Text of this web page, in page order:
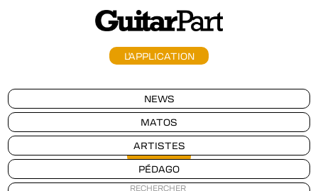
L'APPLICATION
NEWS
MATOS
ARTISTES
PÉDAGO
Nouveau